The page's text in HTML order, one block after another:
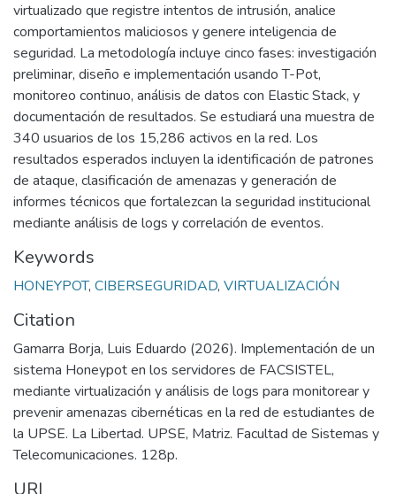
virtualizado que registre intentos de intrusión, analice
comportamientos maliciosos y genere inteligencia de
seguridad. La metodología incluye cinco fases: investigación
preliminar, diseño e implementación usando T-Pot,
monitoreo continuo, análisis de datos con Elastic Stack, y
documentación de resultados. Se estudiará una muestra de
340 usuarios de los 15,286 activos en la red. Los
resultados esperados incluyen la identificación de patrones
de ataque, clasificación de amenazas y generación de
informes técnicos que fortalezcan la seguridad institucional
mediante análisis de logs y correlación de eventos.
Keywords
HONEYPOT, CIBERSEGURIDAD, VIRTUALIZACIÓN
Citation
Gamarra Borja, Luis Eduardo (2026). Implementación de un
sistema Honeypot en los servidores de FACSISTEL,
mediante virtualización y análisis de logs para monitorear y
prevenir amenazas cibernéticas en la red de estudiantes de
la UPSE. La Libertad. UPSE, Matriz. Facultad de Sistemas y
Telecomunicaciones. 128p.
URI